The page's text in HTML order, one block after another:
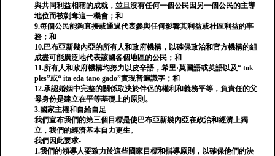
與共同利益相稱的成就，並且沒有任何一個公民因另一個公民的主導
地位而被剝奪這一機會；和
9.每個公民能夠直接或通過代表參與任何影響其利益或社區利益的事
務；和
10.巴布亞新幾內亞的所有人和政府機構，以確保政治和官方機構的組
成盡可能廣泛地代表該國各個地區的公民；和
11.所有人和政府機構均努力以皮辛語，希里·莫圖語或英語以及“ tok
ples”或“ ita eda tano gado”實現普遍識字；和
12.承認婚姻中完整的關係取決於伴侶的權利和義務平等，負責任的父
母身份是建立在平等基礎上的原則。
3.國家主權和自給自足
我們宣布我們的第三個目標是使巴布亞新幾內亞在政治和經濟上獨
立，我們的經濟基本自力更生。
我們因此要求-
1.我們的領導人要致力於這些國家目標和指導原則，以確保他們的決